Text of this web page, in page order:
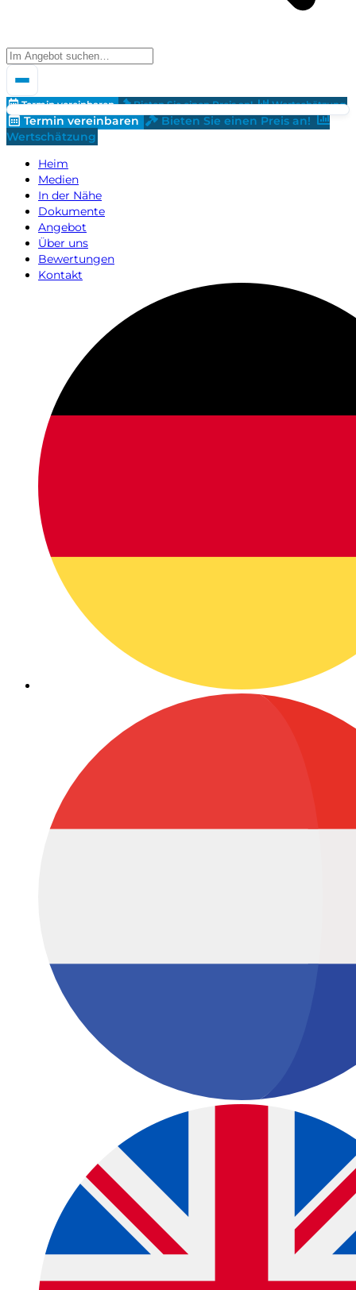
Termin vereinbaren Bieten Sie einen Preis an! Wertschätzung
Termin vereinbaren
Bieten Sie einen Preis an!
Wertschätzung
Heim
Medien
In der Nähe
Dokumente
Angebot
Über uns
Bewertungen
Kontakt